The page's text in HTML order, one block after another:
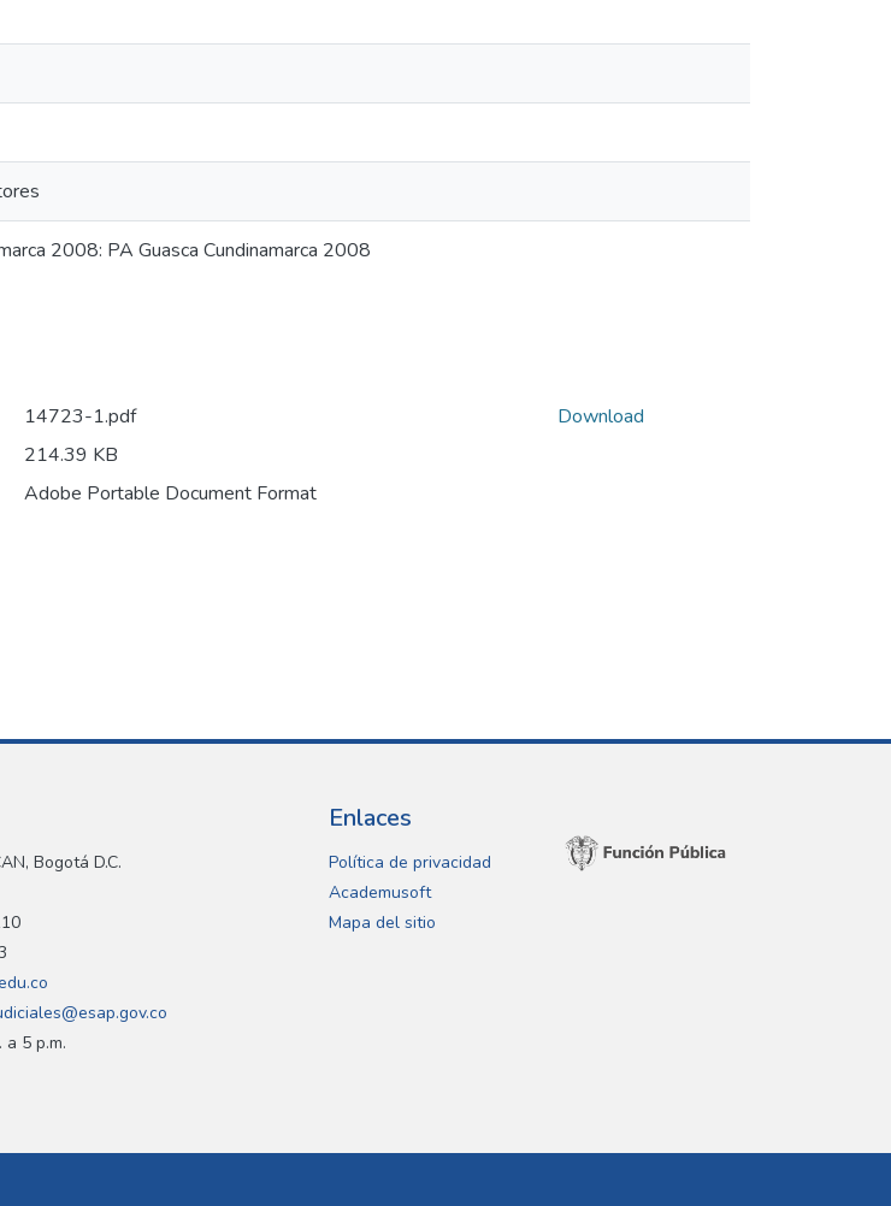
2008: PA Guasca Cundinamarca 2008
14723-1.pdf
214.39 KB
Adobe Portable Document Format
Download
Bogotá D.C.
a 5 p.m.
Enlaces
Política de privacidad
Academusoft
Mapa del sitio